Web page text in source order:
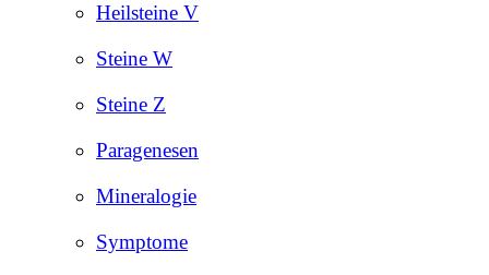
Heilsteine V
Steine W
Steine Z
Paragenesen
Mineralogie
Symptome